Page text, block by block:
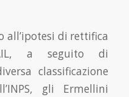
all’ipotesi di rettifica
a seguito di
classificazione
gli Ermellini